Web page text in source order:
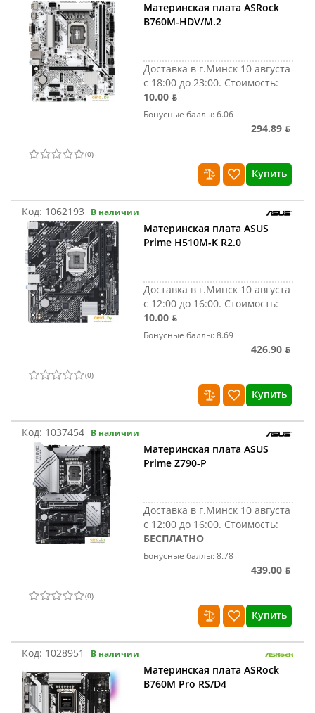
Материнская плата ASRock
B760M-HDV/M.2
Доставка в г.Минск 10 августа
с 18:00 до 23:00. Стоимость:
10.00 ƃ
Бонусные баллы: 6.06
294.89 ƃ
(0)
Купить
Код: 1062193 В наличии
Материнская плата ASUS
Prime H510M-K R2.0
Доставка в г.Минск 10 августа
с 12:00 до 16:00. Стоимость:
10.00 ƃ
Бонусные баллы: 8.69
426.90 ƃ
(0)
Купить
Код: 1037454 В наличии
Материнская плата ASUS
Prime Z790-P
Доставка в г.Минск 10 августа
с 12:00 до 16:00. Стоимость:
БЕСПЛАТНО
Бонусные баллы: 8.78
439.00 ƃ
(0)
Купить
Код: 1028951 В наличии
Материнская плата ASRock
B760M Pro RS/D4